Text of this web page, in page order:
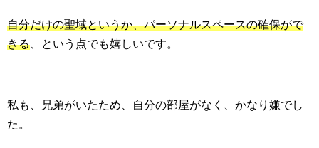
自分だけの聖域というか、パーソナルスペースの確保がで
きる 、という点でも嬉しいです。
私も、兄弟がいたため、自分の部屋がなく、かなり嫌でし
た。